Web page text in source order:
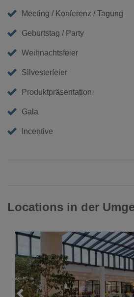
Meeting / Konferenz / Tagung
Geburtstag / Party
Weihnachtsfeier
Silvesterfeier
Produktpräsentation
Gala
Incentive
Locations in der
Loading...